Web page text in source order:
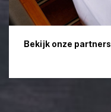
Bekijk onze partners